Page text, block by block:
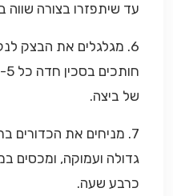
עד שיתפזרו בצורה שווה
של ביצה.
7. מניחים את הכדורים
גדולה ועמוקה, ומכסים
כרבע שעה.